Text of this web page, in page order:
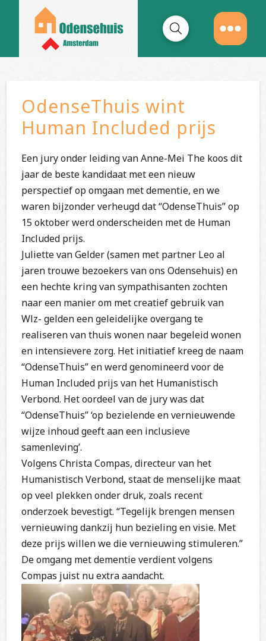
OdenseThuis wint
Human Included prijs
Een jury onder leiding van Anne-Mei The koos dit
jaar de beste kandidaat met een nieuw
perspectief op omgaan met dementie, en we
waren bijzonder verheugd dat “OdenseThuis” op
15 oktober werd onderscheiden met de Human
Included prijs.
Juliette van Gelder (samen met partner Leo al
jaren trouwe bezoekers van ons Odensehuis) en
een hechte kring van sympathisanten zochten
naar een manier om met creatief gebruik van
Wlz- gelden een geleidelijke overgang te
realiseren van thuis wonen naar begeleid wonen
en intensievere zorg. Het initiatief kreeg de naam
“OdenseThuis” en werd genomineerd voor de
Human Included prijs van het Humanistisch
Verbond. Het oordeel van de jury was dat
“OdenseThuis” ‘op bezielende en vernieuwende
wijze inhoud geeft aan een inclusieve
samenleving’.
Volgens Christa Compas, directeur van het
Humanistisch Verbond, staat de menselijke maat
op veel plekken onder druk, zoals recent
onderzoek bevestigt. “Tegelijk brengen mensen
vernieuwing dankzij hun bezieling en visie. Met
deze prijs willen we die vernieuwing stimuleren.”
De omgang met dementie verdient volgens
Compas juist nu extra aandacht.